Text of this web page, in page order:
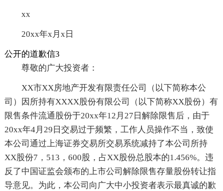
xx
20xx年x月x日
公开的道歉信3
尊敬的广大投资者：
XX市XX房地产开发有限责任公司（以下简称本公
司）因所持有XXXX股份有限公司（以下简称XX股份）有
限售条件流通股份于20xx年12月27日解除限售后，由于
20xx年4月29日交易过于频繁，工作人员操作不当，致使
本公司通过上海证券交易所交易系统减持了本公司所持
XX股份7，513，600股，占XX股份总股本的1.456%。违
反了中国证监会颁布的上市公司解除限售存量股份转让指
导意见。为此，本公司向广大中小投资者表示最真诚的歉